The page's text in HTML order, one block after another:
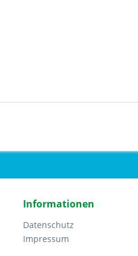
Informationen
Datenschutz
Impressum